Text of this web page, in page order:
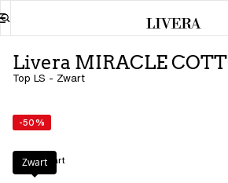
Livera MIRACLE
Top LS - Zwart
-50%
Kleur: Zwart
Zwart